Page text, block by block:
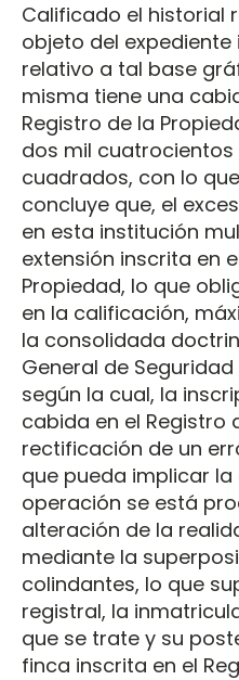
Calificado el historial
objeto del
relativo a tal base
misma tiene una
Registro de la
dos mil
cuadrados, con lo
concluye que, el
en esta institución
extensión inscrita en
Propiedad, lo que
en la calificación,
la consolidada
General de
según la cual, la
cabida en el Registro
rectificación de un
que pueda implicar
operación se está
alteración de la
mediante la
colindantes, lo que
registral, la
que se trate y su
finca inscrita en el